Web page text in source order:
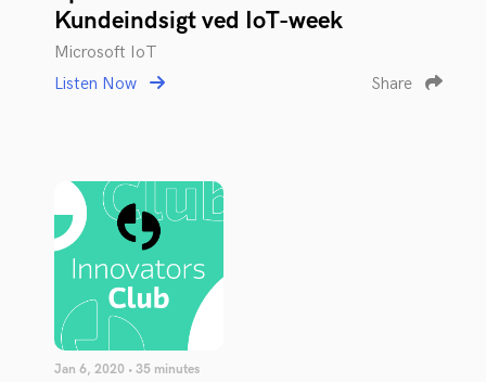
Kundeindsigt ved IoT-week
Microsoft IoT
Listen Now
Share
Jan 6, 2020 • 35 minutes